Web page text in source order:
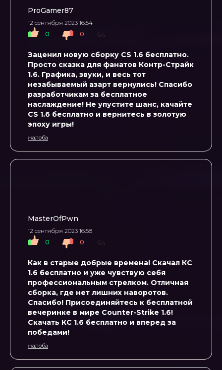
ProGamer87
12 сентября 2023 16:54
0
0
Заценил новую сборку CS 1.6 бесплатно.
Просто сказка для фанатов Контр-Страйк
1.6. Графика, звуки, и весь тот
незабываемый азарт вернулись! Спасибо
разработчикам за бесплатное
наслаждение! Не упустите шанс, качайте
CS 1.6 бесплатно и вернитесь в золотую
эпоху игры!
жалоба
MasterOfPwn
12 сентября 2023 16:58
0
0
Как в старые добрые времена! Скачал КС
1.6 бесплатно и уже чувствую себя
профессиональным стрелком. Отличная
сборка, где нет лишних наворотов.
Спасибо! Присоединяйтесь к бесплатной
вечеринке в мире Counter-Strike 1.6!
Скачать КС 1.6 бесплатно и вперед за
победами!
жалоба